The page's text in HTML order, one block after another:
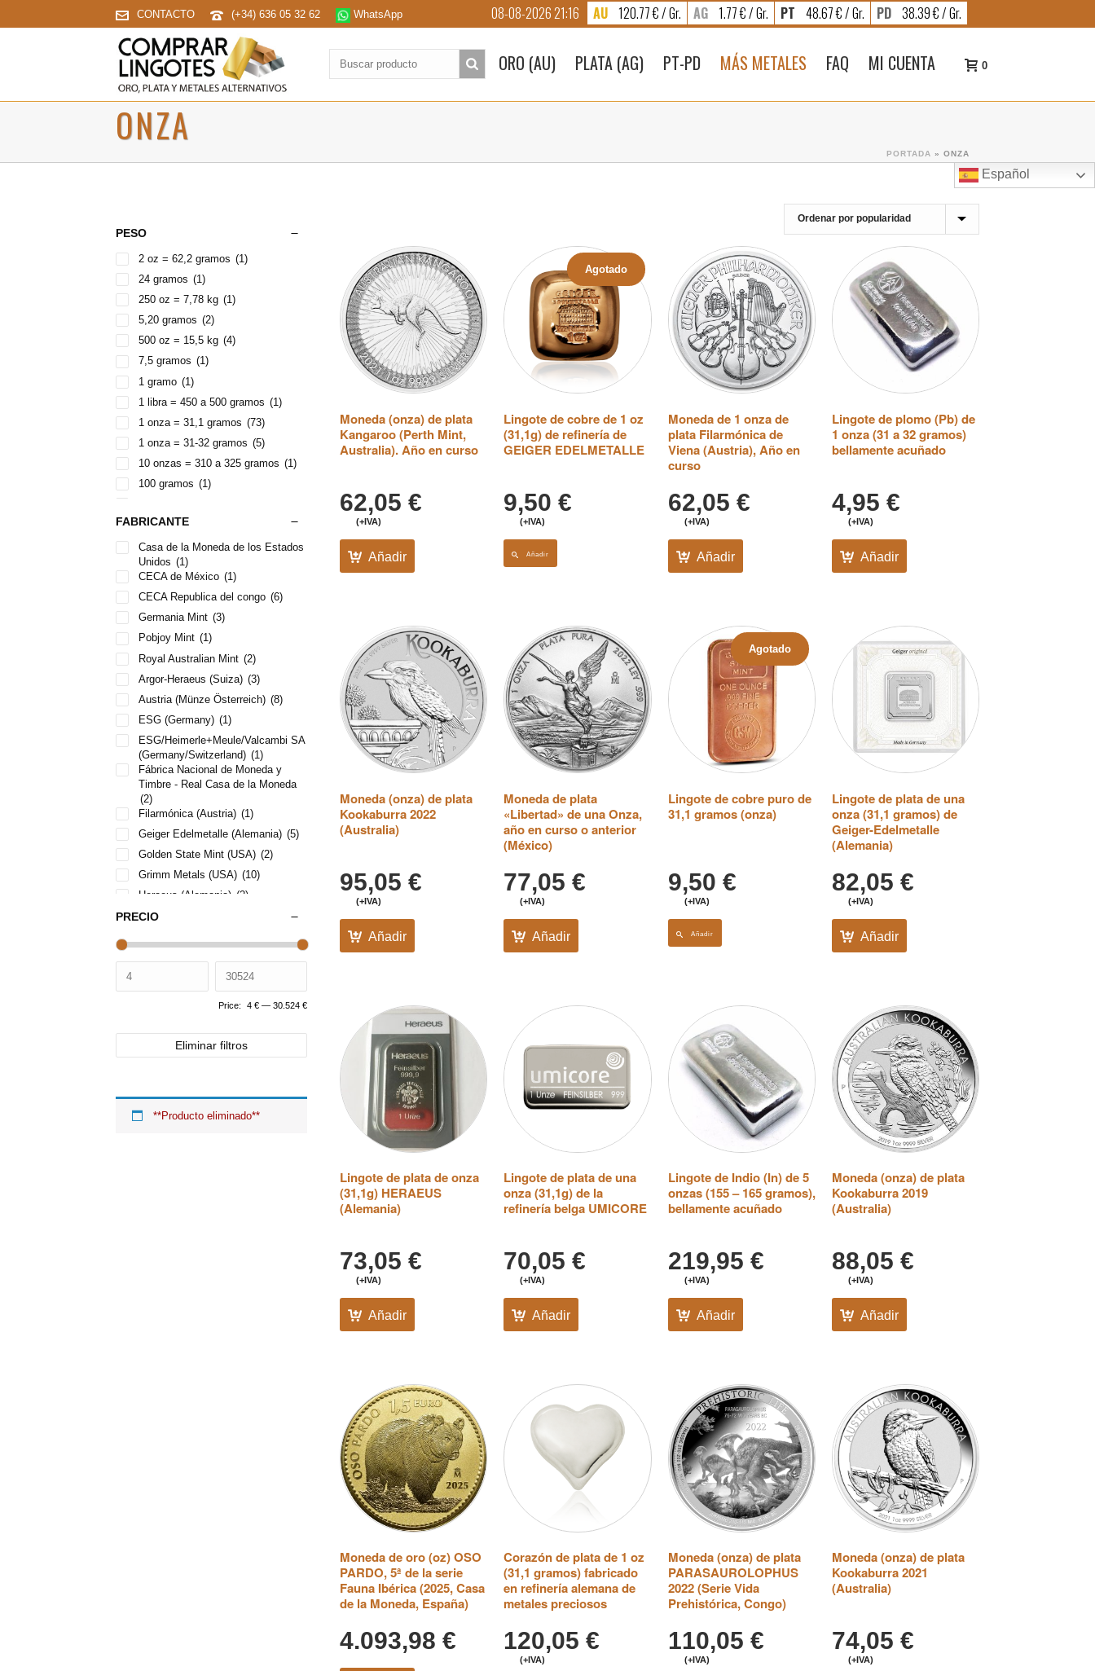
CONTACTO (+34) 636 05 32 62 WhatsApp 08-08-2026 21:16 AU 120.77 € / Gr. AG 1.77 € / Gr. PT 48.67 € / Gr. PD 38.39 € / Gr.
Buscar
producto: ORO (AU) PLATA (AG) PT-PD MÁS METALES FAQ MI CUENTA 0
ONZA
PORTADA » ONZA
Español
Moneda (onza) de plata
Kangaroo (Perth Mint,
Australia). Año en curso
62,05 €
(+IVA)
Añadir
Lingote de cobre de 1 oz
(31,1g) de refinería de
GEIGER EDELMETALLE
Agotado
9,50€
(+IVA)
Añadir
Moneda de 1 onza de
plata Filarmónica de
Viena (Austria), Año en
curso
62,05 €
(+IVA)
Añadir
Lingote de plomo (Pb) de
1 onza (31 a 32 gramos)
bellamente acuñado
4,95 €
(+IVA)
Añadir
Moneda (onza) de plata
Kookaburra 2022
(Australia)
95,05 €
(+IVA)
Añadir
Moneda de plata
«Libertad» de una Onza,
año en curso o anterior
(México)
77,05€
(+IVA)
Añadir
Lingote de cobre puro de
31,1 gramos (onza)
Agotado
9,50 €
(+IVA)
Añadir
Lingote de plata de una
onza (31,1 gramos) de
Geiger-Edelmetalle
(Alemania)
82,05 €
(+IVA)
Añadir
Lingote de plata de onza
(31,1g) HERAEUS
(Alemania)
73,05 €
(+IVA)
Añadir
Lingote de plata de una
onza (31,1g) de la
refinería belga UMICORE
70,05€
(+IVA)
Añadir
Lingote de Indio (In) de 5
onzas (155 – 165 gramos),
bellamente acuñado
219,95 €
(+IVA)
Añadir
Moneda (onza) de plata
Kookaburra 2019
(Australia)
88,05 €
(+IVA)
Añadir
Moneda de oro (oz) OSO
PARDO, 5ª de la serie
Fauna Ibérica (2025, Casa
de la Moneda, España)
4.093,98 €
Corazón de plata de 1 oz
(31,1 gramos) fabricado
en refinería alemana de
metales preciosos
120,05€
(+IVA)
Moneda (onza) de plata
PARASAUROLOPHUS
2022 (Serie Vida
Prehistórica, Congo)
110,05 €
(+IVA)
Moneda (onza) de plata
Kookaburra 2021
(Australia)
74,05 €
(+IVA)
PESO
2 oz = 62,2 gramos (1)
24 gramos (1)
250 oz = 7,78 kg (1)
5,20 gramos (2)
500 oz = 15,5 kg (4)
7,5 gramos (1)
1 gramo (1)
1 libra = 450 a 500 gramos (1)
1 onza = 31,1 gramos (73)
1 onza = 31-32 gramos (5)
10 onzas = 310 a 325 gramos (1)
100 gramos (1)
20 gramos
28,7g (1)
32,2 gramos
44,7 gramos
5 onzas = 155 a 165 gramos
aprox. 160 gramos
FABRICANTE
Casa de la Moneda de los Estados
Unidos (1)
CECA de México (1)
CECA Republica del congo (6)
Germania Mint (3)
Pobjoy Mint (1)
Royal Australian Mint (2)
Argor-Heraeus (Suiza) (3)
Austria (Münze Österreich) (8)
ESG (Germany) (1)
ESG/Heimerle+Meule/Valcambi SA
(Germany/Switzerland) (1)
Fábrica Nacional de Moneda y
Timbre - Real Casa de la Moneda
(2)
Filarmónica (Austria) (1)
Geiger Edelmetalle (Alemania) (5)
Golden State Mint (USA) (2)
Grimm Metals (USA) (10)
Heraeus (Alemania) (2)
Krugerrand
Rand Refinery South Africa
The Royal Canadian Mint / casa de
The Royal Mint, Britannia (UK)
PRECIO
Price: 4 € — 30.524 €
Eliminar filtros
**Producto eliminado**